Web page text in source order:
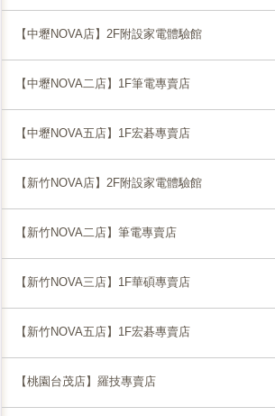
【中壢NOVA店】2F附設家電體驗館
【中壢NOVA二店】1F筆電專賣店
【中壢NOVA五店】1F宏碁專賣店
【新竹NOVA店】2F附設家電體驗館
【新竹NOVA二店】筆電專賣店
【新竹NOVA三店】1F華碩專賣店
【新竹NOVA五店】1F宏碁專賣店
【桃園台茂店】羅技專賣店